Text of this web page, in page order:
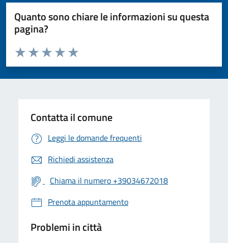
Quanto sono chiare le informazioni su questa
pagina?
Valuta da 1 a 5 stelle la pagina
Valuta 5 stelle su 5
Valuta 4 stelle su 5
Valuta 3 stelle su 5
Valuta 2 stelle su 5
Valuta 1 stelle su 5
Contatta il comune
Leggi le domande frequenti
Richiedi assistenza
Chiama il numero +39034672018
Prenota appuntamento
Problemi in città